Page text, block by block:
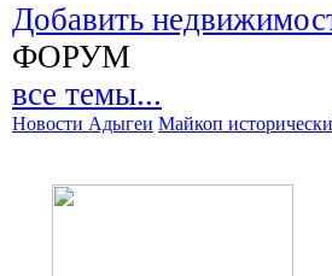
Добавить
ФОРУМ
все темы...
Новости Адыгеи Майкоп